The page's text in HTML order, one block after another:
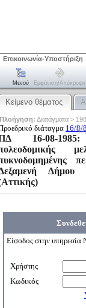
Επικοινωνία-Υποστήριξη
Μενού Εμφάνιση/απόκρυψη
Κείμενο θέματος